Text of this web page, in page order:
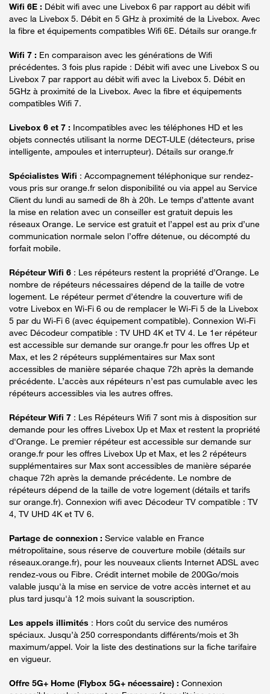
Wifi 6E : Débit wifi avec une Livebox 6 par rapport au débit wifi
avec la Livebox 5. Débit en 5 GHz à proximité de la Livebox. Avec
la fibre et équipements compatibles Wifi 6E. Détails sur orange.fr
Wifi 7 : En comparaison avec les générations de Wifi
précédentes. 3 fois plus rapide : Débit wifi avec une Livebox S ou
Livebox 7 par rapport au débit wifi avec la Livebox 5. Débit en
5GHz à proximité de la Livebox. Avec la fibre et équipements
compatibles Wifi 7.
Livebox 6 et 7 : Incompatibles avec les téléphones HD et les
objets connectés utilisant la norme DECT-ULE (détecteurs, prise
intelligente, ampoules et interrupteur). Détails sur orange.fr
Spécialistes Wifi : Accompagnement téléphonique sur rendez-
vous pris sur orange.fr selon disponibilité ou via appel au Service
Client du lundi au samedi de 8h à 20h. Le temps d’attente avant
la mise en relation avec un conseiller est gratuit depuis les
réseaux Orange. Le service est gratuit et l’appel est au prix d’une
communication normale selon l’offre détenue, ou décompté du
forfait mobile.
Répéteur Wifi 6 : Les répéteurs restent la propriété d’Orange. Le
nombre de répéteurs nécessaires dépend de la taille de votre
logement. Le répéteur permet d’étendre la couverture wifi de
votre Livebox en Wi-Fi 6 ou de remplacer le Wi-Fi 5 de la Livebox
5 par du Wi-Fi 6 (avec équipement compatible). Connexion Wi-Fi
avec Décodeur compatible : TV UHD 4K et TV 4. Le 1er répéteur
est accessible sur demande sur orange.fr pour les offres Up et
Max, et les 2 répéteurs supplémentaires sur Max sont
accessibles de manière séparée chaque 72h après la demande
précédente. L’accès aux répéteurs n’est pas cumulable avec les
répéteurs accessibles via les autres offres.
Répéteur Wifi 7 : Les Répéteurs Wifi 7 sont mis à disposition sur
demande pour les offres Livebox Up et Max et restent la propriété
d'Orange. Le premier répéteur est accessible sur demande sur
orange.fr pour les offres Livebox Up et Max, et les 2 répéteurs
supplémentaires sur Max sont accessibles de manière séparée
chaque 72h après la demande précédente. Le nombre de
répéteurs dépend de la taille de votre logement (détails et tarifs
sur orange.fr). Connexion wifi avec Décodeur TV compatible : TV
4, TV UHD 4K et TV 6.
Partage de connexion : Service valable en France
métropolitaine, sous réserve de couverture mobile (détails sur
réseaux.orange.fr), pour les nouveaux clients Internet ADSL avec
rendez-vous ou Fibre. Crédit internet mobile de 200Go/mois
valable jusqu'à la mise en service de votre accès internet et au
plus tard jusqu'à 12 mois suivant la souscription.
Les appels illimités : Hors coût du service des numéros
spéciaux. Jusqu’à 250 correspondants différents/mois et 3h
maximum/appel. Voir la liste des destinations sur la fiche tarifaire
en vigueur.
Offre 5G+ Home (Flybox 5G+ nécessaire) : Connexion